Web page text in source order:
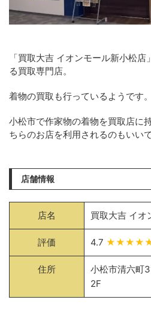
「買取大吉 イオンモール新小松
る買取専門店。
着物の買取も行っているようです。
小松市で作家物の着物を買取店に
ちらのお店を利用されるのもいいで
店舗情報
店名 買取大吉 イオ
評価 4.7
住所
小松市清六町
2F